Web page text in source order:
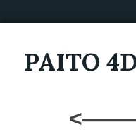
PAITO